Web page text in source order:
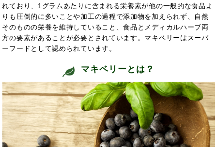
れており、1グラムあたりに含まれる栄養素が他の一般的な食品よ
りも圧倒的に多いことや加工の過程で添加物を加えられず、自然
そのものの栄養を維持していること、食品とメディカルハーブ両
方の要素があることが必要とされています。マキベリーはスーパ
ーフードとして認められています。
マキベリーとは？